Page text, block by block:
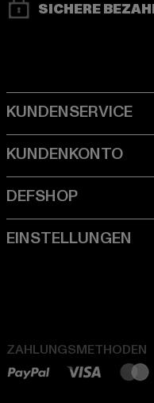
SICHERE
ZAHLUNGSMETHODEN